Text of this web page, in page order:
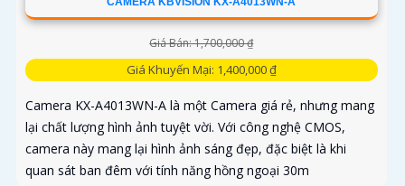
Giá Bán: 1,700,000 ₫
Giá Khuyến Mại: 1,400,000 ₫
Camera KX-A4013WN-A là một Camera giá rẻ, nhưng mang
lại chất lượng hình ảnh tuyệt vời. Với công nghệ CMOS,
camera này mang lại hình ảnh sáng đẹp, đặc biệt là khi
quan sát ban đêm với tính năng hồng ngoại 30m